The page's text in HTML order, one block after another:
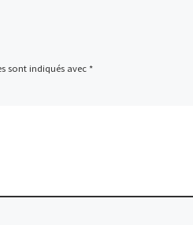
sont indiqués avec *